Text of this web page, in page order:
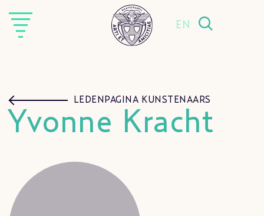
EN
LEDENPAGINA KUNSTENAARS
Yvonne Kracht